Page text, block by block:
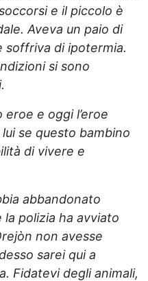
e il piccolo è
Aveva un paio di
soffriva di ipotermia.
si sono
e oggi l’eroe
lui se questo bambino
di vivere e
abbandonato
la polizia ha avviato
non avesse
sarei qui a
Fidatevi degli animali,